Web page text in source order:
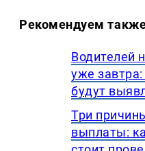
Рекомендуем
Водителей
уже
будут
Три
выплаты: